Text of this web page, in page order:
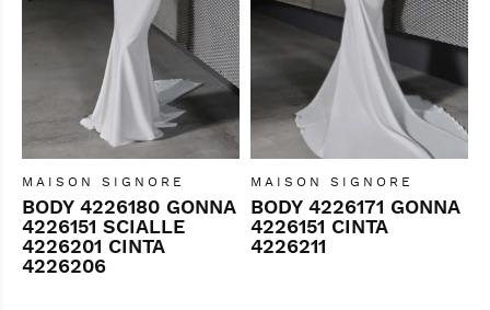
MAISON SIGNORE
BODY 4226180 GONNA
4226151 SCIALLE
4226201 CINTA
4226206
MAISON SIGNORE
BODY 4226171 GONNA
4226151 CINTA
4226211